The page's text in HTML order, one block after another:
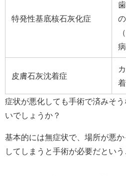
特発性基底核石灰化症
病
皮膚石灰沈着症
症状が悪化しても手術で済みそう
いでしょうか？
基本的には無症状で、場所が悪
してしまうと手術が必要だという